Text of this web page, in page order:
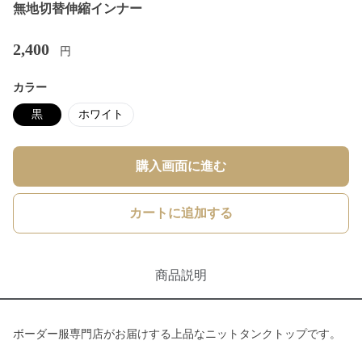
無地切替伸縮インナー
2,400 円
カラー
黒 ホワイト
購入画面に進む
カートに追加する
商品説明
ボーダー服専門店がお届けする上品なニットタンクトップです。